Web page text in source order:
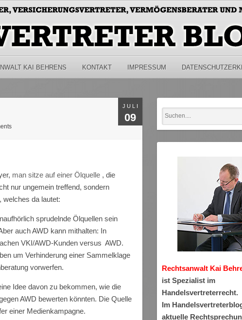
KAI BEHRENS KONTAKT IMPRESSUM
JULI
09
man sitze auf einer Ölquelle , die
nur ungemein treffend, sondern
welches da lautet:
sprudelnde Ölquellen sein
auch AWD kann mithalten: In
VKI/AWD-Kunden versus AWD.
um Verhinderung einer Sammelklage
vorwerfen.
Idee davon zu bekommen, wie die
AWD bewerten könnten. Die Quelle
einer Medienkampagne.
Rechtsanwalt Kai
ist Spezialist im
Handelsvertreterrecht.
Im
aktuelle